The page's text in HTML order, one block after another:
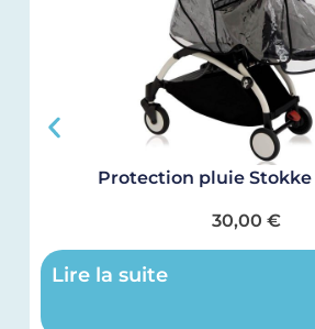
Protection pluie Stokke
30,00 €
Lire la suite